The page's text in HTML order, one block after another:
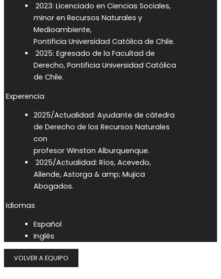
2023: Licenciado en Ciencias Sociales,
minor en Recursos Naturales y
Medioambiente,
Pontificia Universidad Católica de Chile.
2025: Egresado de la Facultad de
Derecho, Pontificia Universidad Católica
de Chile.
Experencia
2025/Actualidad: Ayudante de cátedra
de Derecho de los Recursos Naturales
con
profesor Winston Alburquenque.
2025/Actualidad: Ríos, Acevedo,
Allende, Astorga & amp; Mujica
Abogados.
Idiomas
Español
Inglés
VOLVER A EQUIPO